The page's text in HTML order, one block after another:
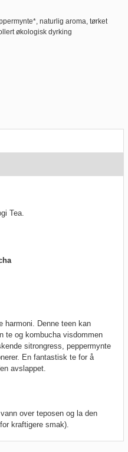
naturlig aroma, tørket
økologisk dyrking
Tea.
harmoni. Denne teen kan
te og kombucha visdommen
sitrongress, peppermynte
En fantastisk te for å
avslappet.
over teposen og la den
kraftigere smak).